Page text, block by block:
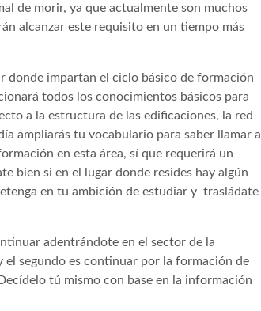
de morir, ya que actualmente son muchos
alcanzar este requisito en un tiempo más
donde impartan el ciclo básico de formación
todos los conocimientos básicos para
a la estructura de las edificaciones, la red
ampliarás tu vocabulario para saber llamar a
en esta área, sí que requerirá un
bien si en el lugar donde resides hay algún
en tu ambición de estudiar y trasládate
adentrándote en el sector de la
el segundo es continuar por la formación de
tú mismo con base en la información